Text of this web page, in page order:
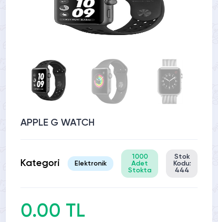
APPLE G WATCH
Kategori Elektronik
1000
Adet
Stokta
Stok
Kodu:
444
0.00 TL